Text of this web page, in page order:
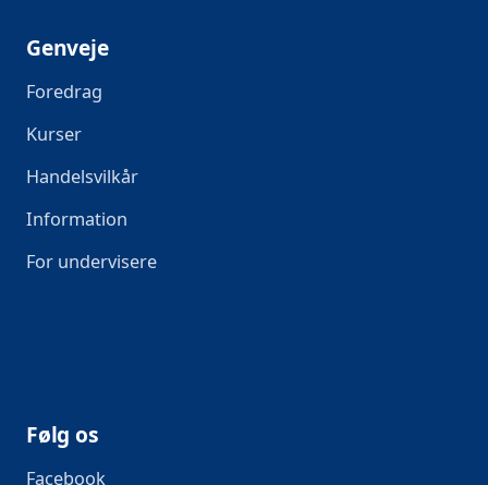
Genveje
Foredrag
Kurser
Handelsvilkår
Information
For undervisere
Følg os
Facebook